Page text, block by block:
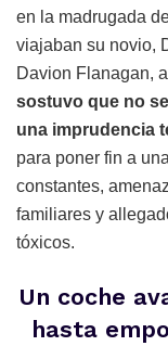
en la madrugada
viajaban su novio,
Davion Flanagan,
sostuvo que no
una imprudencia
para poner fin a
constantes,
familiares y
tóxicos.
Un coche
hasta